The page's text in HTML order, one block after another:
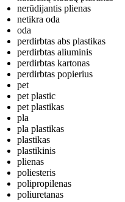
nerūdijantis plienas
netikra oda
oda
perdirbtas abs plastikas
perdirbtas aliuminis
perdirbtas kartonas
perdirbtas popierius
pet
pet plastic
pet plastikas
pla
pla plastikas
plastikas
plastikinis
plienas
poliesteris
polipropilenas
poliuretanas